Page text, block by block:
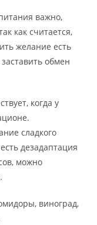
важно,
как считается,
желание есть
обмен
когда у
сладкого
дезадаптация
можно
виноград,